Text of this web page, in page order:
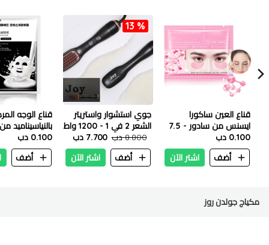
قناع العين ساكورا
ايسنس من سادور - 7.5
جم
0.100 دب
أضف
اشتر الآن
13 %
جوي استشوار واستريتر
الشعر 2 في 1 - 1200 واط
8.800 دب
7.700 دب
أضف
اشتر الآن
قناع الوجه
بالنياسيناميد
25 مل
0.100 دب
أضف
مكياج جولدن روز